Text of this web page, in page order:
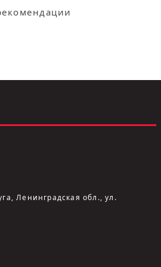
Ленинградская обл., ул.